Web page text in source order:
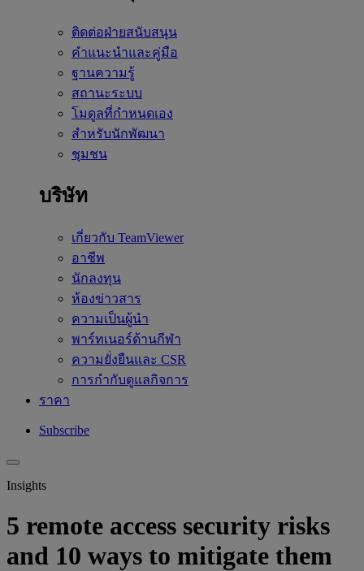
ติดต่อฝ่ายสนับสนุน
คำแนะนำและคู่มือ
ฐานความรู้
สถานะระบบ
โมดูลที่กำหนดเอง
สำหรับนักพัฒนา
ชุมชน
บริษัท
เกี่ยวกับ TeamViewer
อาชีพ
นักลงทุน
ห้องข่าวสาร
ความเป็นผู้นำ
พาร์ทเนอร์ด้านกีฬา
ความยั่งยืนและ CSR
การกำกับดูแลกิจการ
ราคา
Subscribe
Insights
5 remote access security risks
and 10 ways to mitigate them